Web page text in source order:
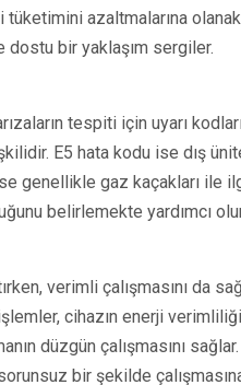
azaltmalarına olanak
bir yaklaşım sergiler.
tespiti için uyarı
E5 hata kodu ise dış
genellikle gaz kaçakları ile
belirlemekte yardımcı
verimli çalışmasını da
cihazın enerji
düzgün çalışmasını
bir şekilde